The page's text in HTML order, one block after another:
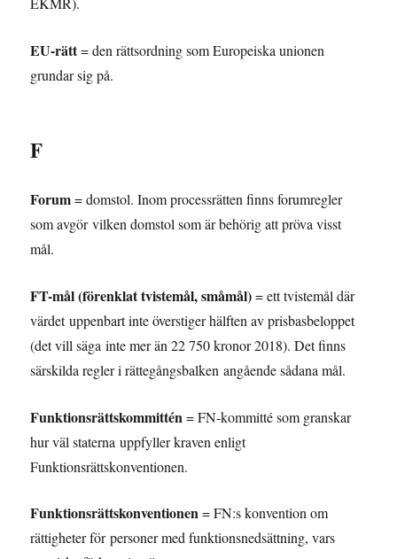
EU-rätt= den rättsordning som Europeiska unionen
grundar sig på.
F
Forum= domstol. Inom processrätten finns forumregler
som avgör vilken domstol som är behörig att pröva visst
mål.
FT-mål (förenklat tvistemål, småmål)= ett tvistemål där
värdet uppenbart inte överstiger hälften av prisbasbeloppet
(det vill säga inte mer än 22 750 kronor 2018). Det finns
särskilda regler i rättegångsbalken angående sådana mål.
Funktionsrättskommittén= FN-kommitté som granskar
hur väl staterna uppfyller kraven enligt
Funktionsrättskonventionen.
Funktionsrättskonventionen= FN:s konvention om
rättigheter för personer med funktionsnedsättning, vars